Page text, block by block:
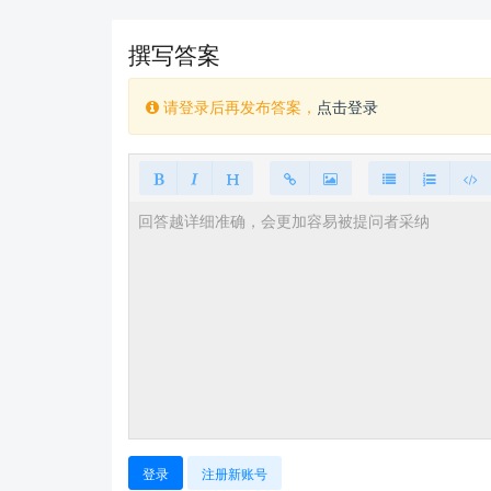
撰写答案
请登录后再发布答案， 点击登录
登录 注册新账号